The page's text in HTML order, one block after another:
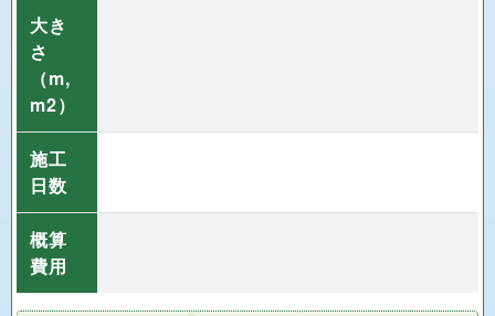
大き
さ
（m,
m2）
施工
日数
概算
費用